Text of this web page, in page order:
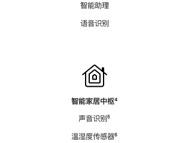
智能助理
语音识别
智能家居中枢脚
⁴
声音识别脚
⁵
温湿度传感器脚
⁶